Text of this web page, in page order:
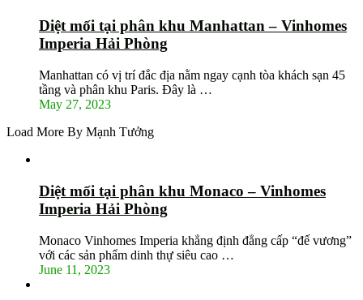
Diệt mối tại phân khu Manhattan – Vinhomes
Imperia Hải Phòng
Manhattan có vị trí đắc địa nằm ngay cạnh tòa khách sạn 45
tầng và phân khu Paris. Đây là …
May 27, 2023
Load More By Mạnh Tưởng
Diệt mối tại phân khu Monaco – Vinhomes
Imperia Hải Phòng
Monaco Vinhomes Imperia khẳng định đẳng cấp “đế vương”
với các sản phẩm dinh thự siêu cao …
June 11, 2023